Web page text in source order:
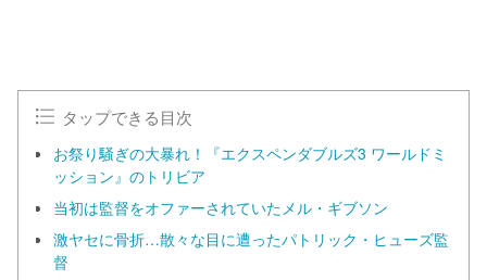
タップできる目次
お祭り騒ぎの大暴れ！『エクスペンダブルズ3 ワールドミ
ッション』のトリビア
当初は監督をオファーされていたメル・ギブソン
激ヤセに骨折…散々な目に遭ったパトリック・ヒューズ監
督